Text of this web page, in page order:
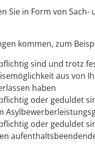
Sie in Form von
kommen, zum
sind und trotz
aus von
haben
oder geduldet
oder geduldet